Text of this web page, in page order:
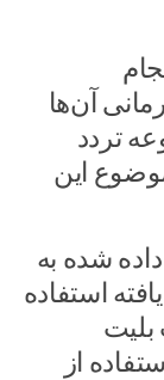
آن‌ها
تردد
این
شده به
استفاده
بلیت
از